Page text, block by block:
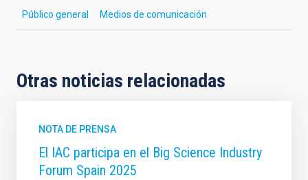
Público general Medios de comunicación
Otras noticias relacionadas
NOTA DE PRENSA
El IAC participa en el Big Science Industry
Forum Spain 2025